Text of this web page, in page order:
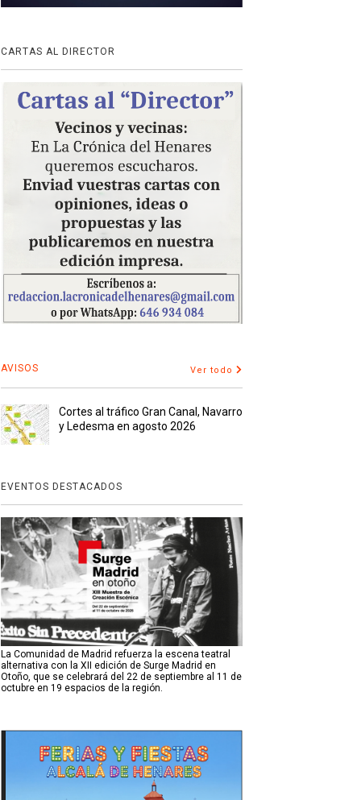
CARTAS AL DIRECTOR
AVISOS Ver todo
Cortes al tráfico Gran Canal, Navarro
y Ledesma en agosto 2026
EVENTOS DESTACADOS
La Comunidad de Madrid refuerza la escena teatral
alternativa con la XII edición de Surge Madrid en
Otoño, que se celebrará del 22 de septiembre al 11 de
octubre en 19 espacios de la región.